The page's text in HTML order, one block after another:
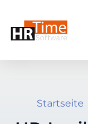
Startseite